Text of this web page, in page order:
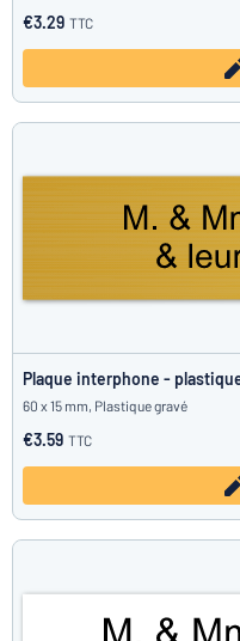
€3.29 TTC
Plaque interphone -
60 x 15 mm, Plastique gravé
€3.59 TTC